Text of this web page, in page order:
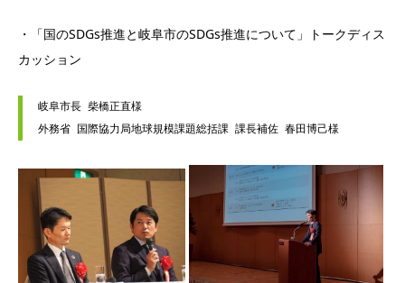
・「国のSDGs推進と岐阜市のSDGs推進について」トークディス
カッション
岐阜市⻑ 柴橋正直様